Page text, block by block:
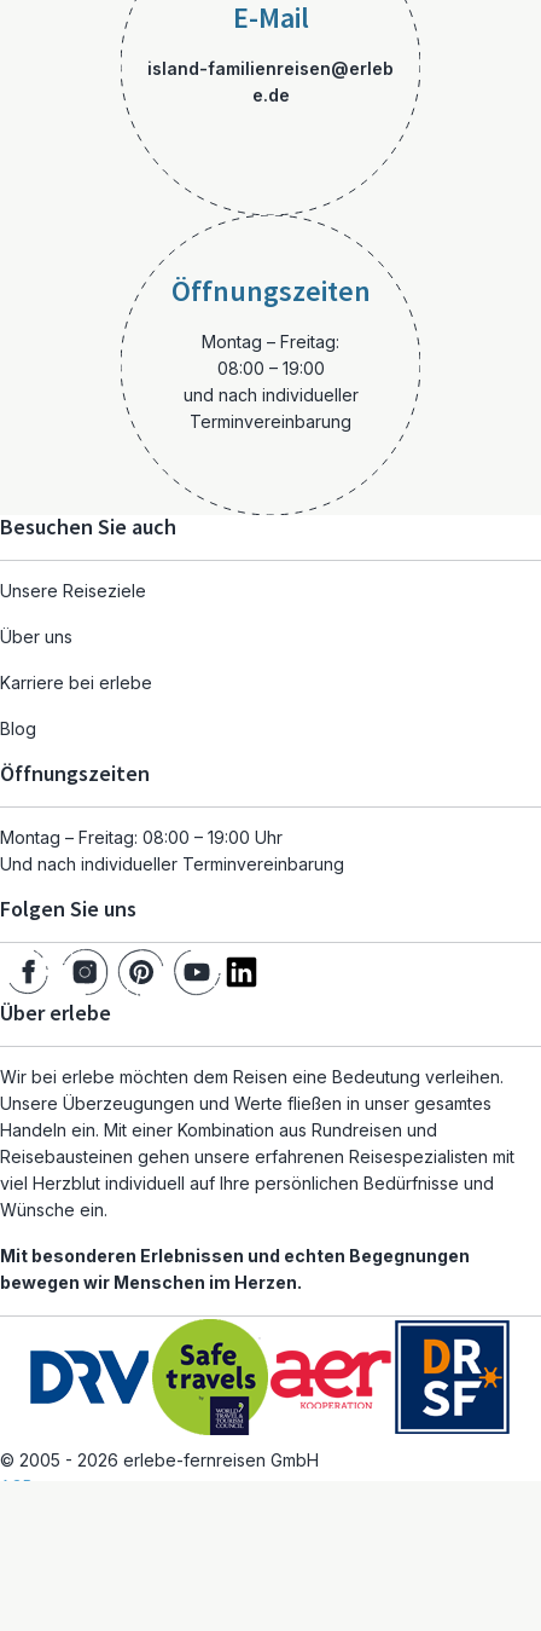
E-Mail
island-familienreisen@erleb
e.de
Öffnungszeiten
Montag – Freitag:
08:00 – 19:00
und nach individueller
Terminvereinbarung
Besuchen Sie auch
Unsere Reiseziele
Über uns
Karriere bei erlebe
Blog
Öffnungszeiten
Montag – Freitag: 08:00 – 19:00 Uhr
Und nach individueller Terminvereinbarung
Folgen Sie uns
Über erlebe
Wir bei erlebe möchten dem Reisen eine Bedeutung verleihen.
Unsere Überzeugungen und Werte fließen in unser gesamtes
Handeln ein. Mit einer Kombination aus Rundreisen und
Reisebausteinen gehen unsere erfahrenen Reisespezialisten mit
viel Herzblut individuell auf Ihre persönlichen Bedürfnisse und
Wünsche ein.
Mit besonderen Erlebnissen und echten Begegnungen
bewegen wir Menschen im Herzen.
© 2005 - 2026 erlebe-fernreisen GmbH
AGB